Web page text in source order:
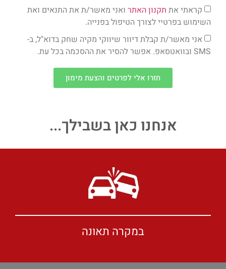
קראתי את תקנון האתר ואני מאשר/ת את התנאים ואת
השימוש בפרטיי לצורך הטיפול בפנייה.
אני מאשר/ת קבלת דיוור שיווקי מקיה שחק בדוא"ל, ב-
SMS ובוואטסאפ. אפשר להסיר את ההסכמה בכל עת.
חזרו אלי לפרטים והצעת מימון
אנחנו כאן בשבילך...
במקרה תאונה